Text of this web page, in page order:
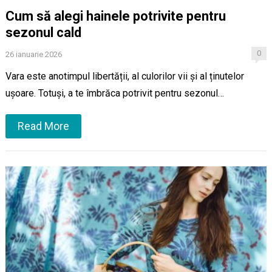
Cum să alegi hainele potrivite pentru
sezonul cald
26 ianuarie 2026 0
Vara este anotimpul libertății, al culorilor vii și al ținutelor
ușoare. Totuși, a te îmbrăca potrivit pentru sezonul…
Read More